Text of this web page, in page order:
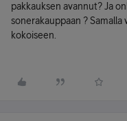
pakkauksen avannut? Ja
sonerakauppaan ?
kokoiseen.